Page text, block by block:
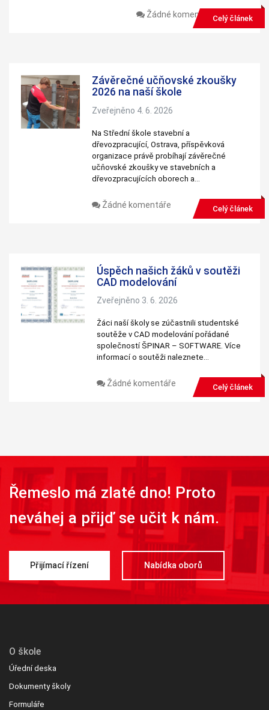
Žádné komentářeCelý článek
Závěrečné učňovské zkoušky
2026 na naší škole
Zveřejněno 4. 6. 2026
Na Střední škole stavební a
dřevozpracující, Ostrava, příspěvková
organizace právě probíhají závěrečné
učňovské zkoušky ve stavebních a
dřevozpracujících oborech a…
Žádné komentáře Celý článek
Úspěch našich žáků v soutěži
CAD modelování
Zveřejněno 3. 6. 2026
Žáci naší školy se zúčastnili studentské
soutěže v CAD modelování pořádané
společností ŠPINAR – SOFTWARE. Více
informací o soutěži naleznete…
Žádné komentáře Celý článek
Řemeslo má zlaté dno! Proto
neváhej a přijď se učit k nám.
Přijímací řízení Nabídka oborů
O škole
Úřední deska
Dokumenty školy
Formuláře